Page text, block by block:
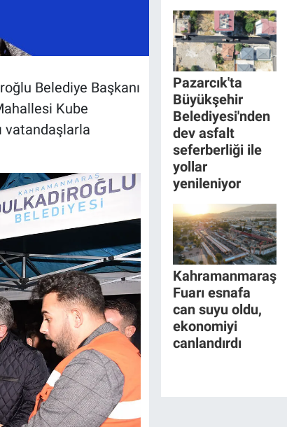
Belediye Başkanı
Kube
vatandaşlarla
Pazarcık'ta
Büyükşehir
Belediyesi'nden
dev asfalt
seferberliği ile
yollar
yenileniyor
Kahramanmaraş
Fuarı esnafa
can suyu oldu,
ekonomiyi
canlandırdı